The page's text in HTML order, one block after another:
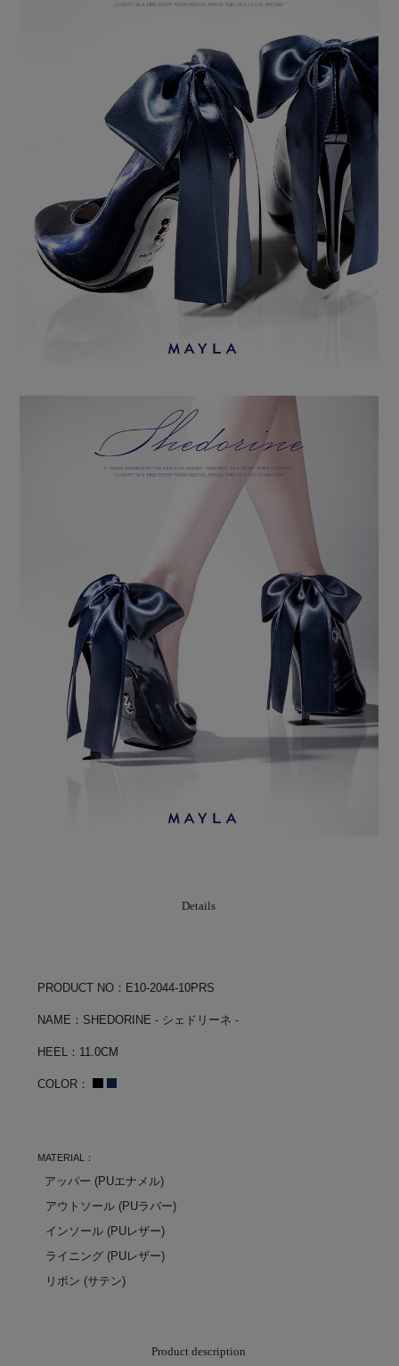
Details
PRODUCT NO：E10-2044-10PRS
NAME：SHEDORINE - シェドリーネ -
HEEL：11.0CM
COLOR：
MATERIAL：
アッパー (PUエナメル)
アウトソール (PUラバー)
インソール (PUレザー)
ライニング (PUレザー)
リボン (サテン)
Product description